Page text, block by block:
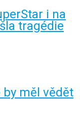
i na
tragédie
měl vědět